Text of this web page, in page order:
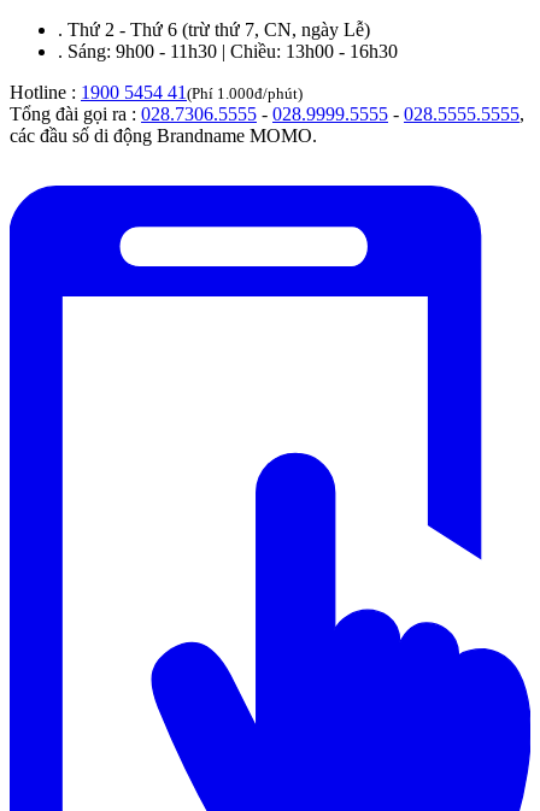
. Thứ 2 - Thứ 6 (trừ thứ 7, CN, ngày Lễ)
. Sáng: 9h00 - 11h30 | Chiều: 13h00 - 16h30
Hotline : 1900 5454 41 (Phí 1.000đ/phút)
Tổng đài gọi ra : 028.7306.5555 - 028.9999.5555 - 028.5555.5555,
các đầu số di động Brandname MOMO.